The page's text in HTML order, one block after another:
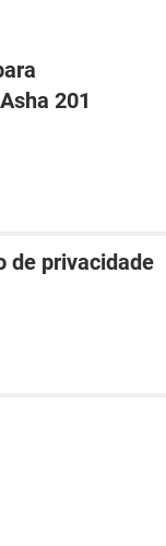
201
de privacidade